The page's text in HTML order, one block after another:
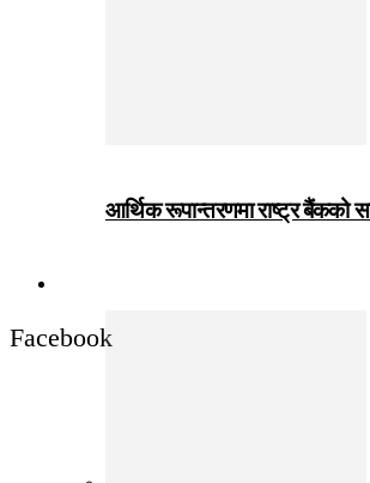
आर्थिक रूपान्तरणमा राष्ट्र बैंकको
Facebook